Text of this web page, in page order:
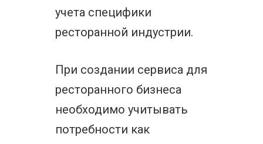
учета специфики
ресторанной индустрии.
При создании сервиса для
ресторанного бизнеса
необходимо учитывать
потребности как